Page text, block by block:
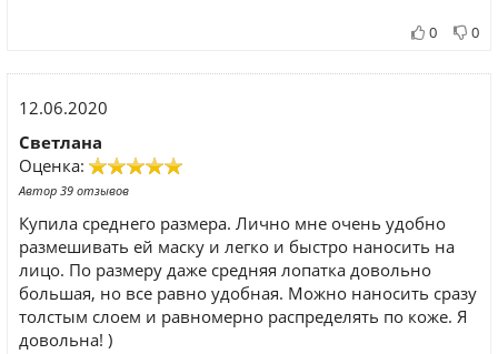
0 0
12.06.2020
Светлана
Оценка:
Автор 39 отзывов
Купила среднего размера. Лично мне очень удобно
размешивать ей маску и легко и быстро наносить на
лицо. По размеру даже средняя лопатка довольно
большая, но все равно удобная. Можно наносить сразу
толстым слоем и равномерно распределять по коже. Я
довольна! )